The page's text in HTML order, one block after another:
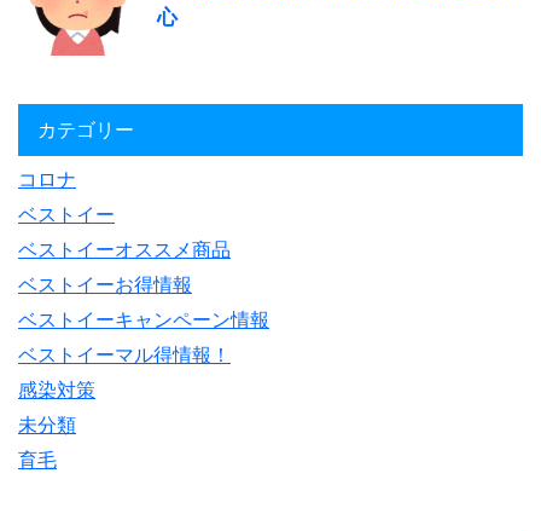
心
カテゴリー
コロナ
ベストイー
ベストイーオススメ商品
ベストイーお得情報
ベストイーキャンペーン情報
ベストイーマル得情報！
感染対策
未分類
育毛